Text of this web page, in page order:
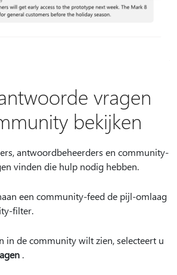
vragen
bekijken
antwoordbeheerders en community-
vinden die hulp nodig hebben.
een community-feed de pijl-omlaag
filter.
in de community wilt zien, selecteert u
.